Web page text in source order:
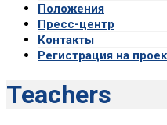
Положения
Пресс-центр
Контакты
Регистрация на
Teachers